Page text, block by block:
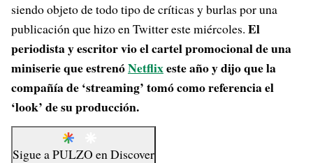
siendo objeto de todo tipo de críticas y burlas por una
publicación que hizo en Twitter este miércoles. El
periodista y escritor vio el cartel promocional de una
miniserie que estrenóNetflixeste año y dijo que la
compañía de ‘streaming’ tomó como referencia el
‘look’ de su producción.
Sigue aPULZO enDiscover